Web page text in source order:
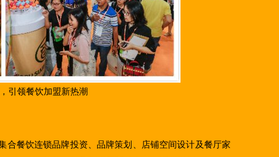
引领餐饮加盟新热潮
餐饮连锁品牌投资、品牌策划、店铺空间设计及餐厅家